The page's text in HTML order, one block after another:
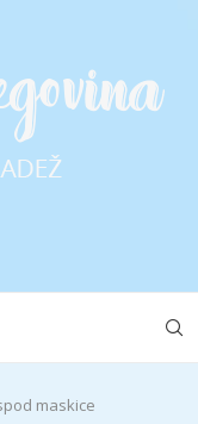
maskice